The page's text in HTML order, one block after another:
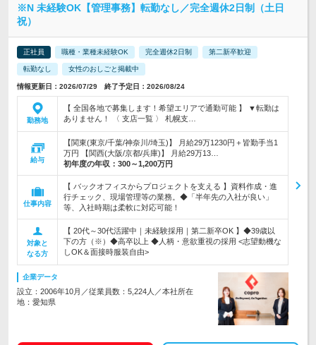
※N 未経験OK【管理事務】転勤なし／完全週休2日制（土日
祝）
正社員 職種・業種未経験OK 完全週休2日制 第二新卒歓迎
転勤なし 女性のおしごと掲載中
情報更新日：2026/07/29 終了予定日：2026/08/24
勤務地
【 全国各地で募集します！希望エリアで通勤可能 】 ▼転勤は
ありません！ 〈 支店一覧 〉 札幌支…
給与
【関東(東京/千葉/神奈川/埼玉)】 月給29万1230円＋皆勤手当1
万円 【関西(大阪/京都/兵庫)】 月給29万13…
初年度の年収： 300～1,200万円
仕事内容
【 バックオフィスからプロジェクトを支える 】資料作成・進
行チェック、現場管理等の業務。◆「半年先の入社が良い」
等、入社時期は柔軟に対応可能！
対象と
なる方
【 20代～30代活躍中｜未経験採用｜第二新卒OK 】◆39歳以
下の方（※）◆高卒以上 ◆人柄・意欲重視の採用 <志望動機な
しOK＆面接時服装自由>
企業データ
設立：2006年10月／従業員数：5,224人／本社所在
地：愛知県